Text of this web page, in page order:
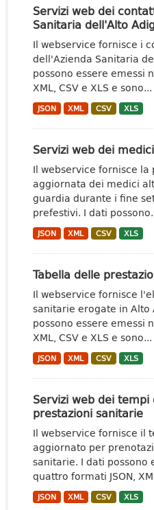
Servizi web dei
Sanitaria dell'Alto
Il webservice fornisce i
dell'Azienda Sanitaria
possono essere emessi
XML, CSV e XLS e sono...
JSON XML CSV XLS
Servizi web dei
Il webservice fornisce
aggiornata dei medici
guardia durante i fine
prefestivi. I dati
JSON XML CSV XLS
Tabella delle
Il webservice fornisce
sanitarie erogate in Alto
possono essere emessi
XML, CSV e XLS e sono...
JSON XML CSV XLS
Servizi web dei
prestazioni sanitarie
Il webservice fornisce il
aggiornato per
sanitarie. I dati possono
quattro formati JSON,
JSON XML CSV XLS